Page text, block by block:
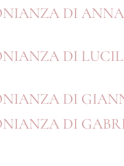
DI
DI
DI
DI